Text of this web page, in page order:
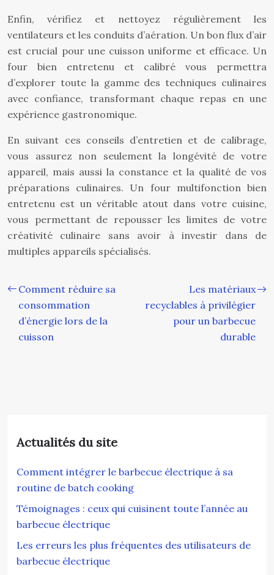
Enfin, vérifiez et nettoyez régulièrement les
ventilateurs et les conduits d’aération. Un bon flux d’air
est crucial pour une cuisson uniforme et efficace. Un
four bien entretenu et calibré vous permettra
d’explorer toute la gamme des techniques culinaires
avec confiance, transformant chaque repas en une
expérience gastronomique.
En suivant ces conseils d’entretien et de calibrage,
vous assurez non seulement la longévité de votre
appareil, mais aussi la constance et la qualité de vos
préparations culinaires. Un four multifonction bien
entretenu est un véritable atout dans votre cuisine,
vous permettant de repousser les limites de votre
créativité culinaire sans avoir à investir dans de
multiples appareils spécialisés.
Comment réduire sa
consommation
d’énergie lors de la
cuisson
Les matériaux
recyclables à privilégier
pour un barbecue
durable
Actualités du site
Comment intégrer le barbecue électrique à sa
routine de batch cooking
Témoignages : ceux qui cuisinent toute l’année au
barbecue électrique
Les erreurs les plus fréquentes des utilisateurs de
barbecue électrique